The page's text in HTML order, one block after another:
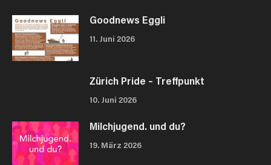
Goodnews Eggli
11. Juni 2026
Zürich Pride – Treffpunkt
10. Juni 2026
Milchjugend. und du?
19. März 2026